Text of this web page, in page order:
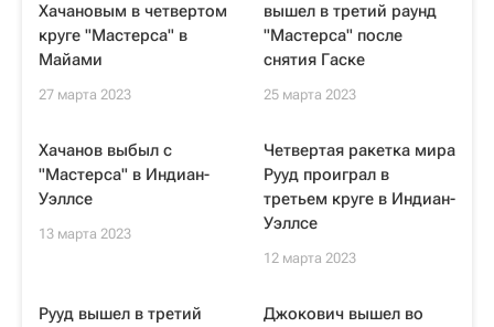
Хачановым в четвертом
круге "Мастерса" в
Майами
27 марта 2023
вышел в третий раунд
"Мастерса" после
снятия Гаске
25 марта 2023
Хачанов выбыл с
"Мастерса" в Индиан-
Уэллсе
13 марта 2023
Четвертая ракетка мира
Рууд проиграл в
третьем круге в Индиан-
Уэллсе
12 марта 2023
Рууд вышел в третий
Джокович вышел во